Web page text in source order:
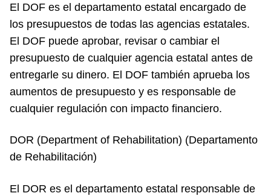
El DOF es el departamento estatal encargado de
los presupuestos de todas las agencias estatales.
El DOF puede aprobar, revisar o cambiar el
presupuesto de cualquier agencia estatal antes de
entregarle su dinero. El DOF también aprueba los
aumentos de presupuesto y es responsable de
cualquier regulación con impacto financiero.
DOR (Department of Rehabilitation) (Departamento
de Rehabilitación)
El DOR es el departamento estatal responsable de